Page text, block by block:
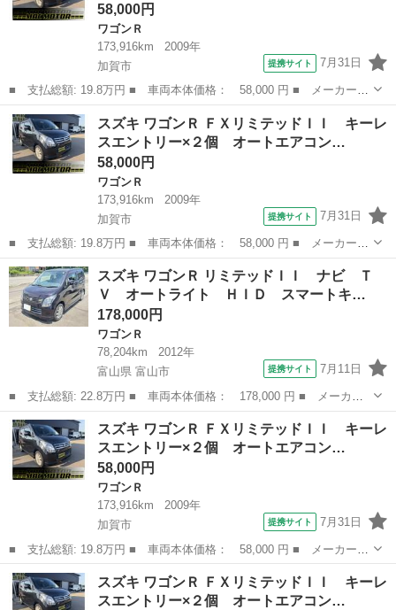
58,000円
ワゴンＲ
173,916km
2009年
加賀市
提携サイト 7月31日
■ 支払総額: 19.8万円 ■ 車両本体価格： 58,000 円 ■ メーカー
名： スズキ ■ 車種名： ワゴンＲ ■ グレード名： ＦＸリミテ
ッドＩＩ キーレスエントリー×２個 オートエアコン プッシュスタ
ート １４Ａ...
石川 加賀市 ワゴンＲ
スズキ ワゴンＲ ＦＸリミテッドＩＩ キーレ
スエントリー×２個 オートエアコン…
58,000円
ワゴンＲ
173,916km
2009年
加賀市
提携サイト 7月31日
■ 支払総額: 19.8万円 ■ 車両本体価格： 58,000 円 ■ メーカー
名： スズキ ■ 車種名： ワゴンＲ ■ グレード名： ＦＸリミテ
ッドＩＩ キーレスエントリー×２個 オートエアコン プッシュスタ
ート １４Ａ...
石川 加賀市 ワゴンＲ ワゴンR
スズキ ワゴンＲ リミテッドＩＩ ナビ Ｔ
Ｖ オートライト ＨＩＤ スマートキ…
178,000円
ワゴンＲ
78,204km
2012年
富山県 富山市
提携サイト 7月11日
■ 支払総額: 22.8万円 ■ 車両本体価格： 178,000 円 ■ メーカー
名： スズキ ■ 車種名： ワゴンＲ ■ グレード名： リミテッド
ＩＩ ナビ ＴＶ オートライト ＨＩＤ スマートキー 電動格納
ミラー シー...
富山 富山市 ワゴンＲ
スズキ ワゴンＲ ＦＸリミテッドＩＩ キーレ
スエントリー×２個 オートエアコン…
58,000円
ワゴンＲ
173,916km
2009年
加賀市
提携サイト 7月31日
■ 支払総額: 19.8万円 ■ 車両本体価格： 58,000 円 ■ メーカー
名： スズキ ■ 車種名： ワゴンＲ ■ グレード名： ＦＸリミテ
ッドＩＩ キーレスエントリー×２個 オートエアコン プッシュスタ
ート １４Ａ...
石川 加賀市 ワゴンＲ
スズキ ワゴンＲ ＦＸリミテッドＩＩ キーレ
スエントリー×２個 オートエアコン…